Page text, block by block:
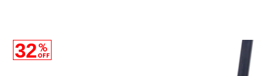
32%
OFF